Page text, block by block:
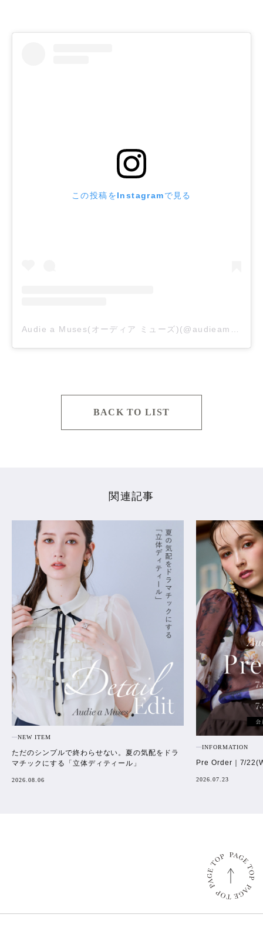
この投稿をInstagramで見る
Audie a Muses(オーディア ミューズ)(@audieamuses_official)がシェアした投稿
BACK TO LIST
関連記事
NEW ITEM
ただのシンプルで終わらせない。夏の気配をドラ
マチックにする「立体ディティール」
2026.08.06
INFORMATION
Pre Order｜7/
2026.07.23